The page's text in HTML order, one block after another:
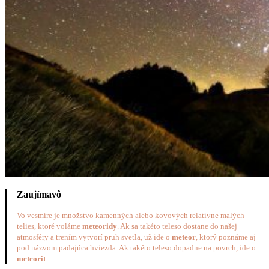
Zaujímavô
Vo vesmíre je množstvo kamenných alebo kovových relatívne malých
telies, ktoré voláme meteoridy. Ak sa takéto teleso dostane do našej
atmosféry a trením vytvorí pruh svetla, už ide o meteor, ktorý poznáme aj
pod názvom padajúca hviezda. Ak takéto teleso dopadne na povrch, ide o
meteorit.